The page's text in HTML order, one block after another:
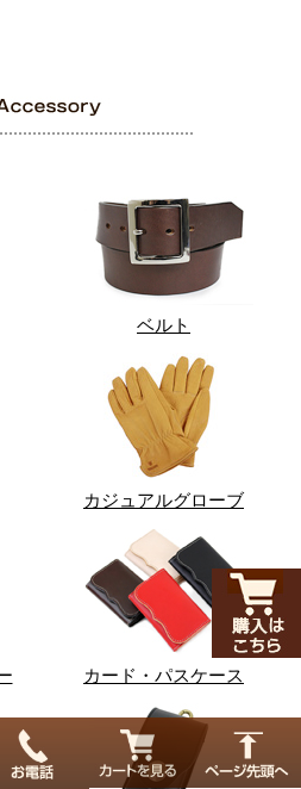
ベルト
カジュアルグローブ
カード・パスケース